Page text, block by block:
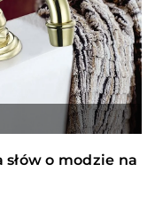
słów o modzie na